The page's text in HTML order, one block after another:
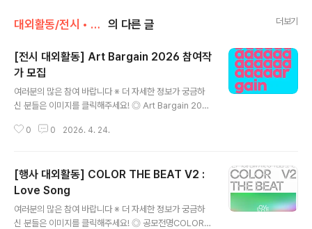
대외활동/전시 • 박람 • 행사 • 축제 의 다른 글 더보기
[전시 대외활동] Art Bargain 2026 참여작
가 모집
여러분의 많은 참여 바랍니다 ※ 더 자세한 정보가 궁금하
신 분들은 이미지를 클릭해주세요! ◎ Art Bargain 202
장- 소장 문턱 완화 : 10만 원~500만 원대 가격 설정으로
일상에서 미술품을 감상하고 합리적인 구매가 이루어지는
아트페어 ◎ 전시장소서울 송파구 중대로 80, 2층 엠아트
센터(롯데마트 송파점) ◎ 전시기간1부 - 2026.6.17.(수)
–6.21(일), (5일간) / 2부 – 2026.6.23.(화)–6.27(토),
0 0 2026. 4. 24.
[행사 대외활동] COLOR THE BEAT V2 :
Love Song
여러분의 많은 참여 바랍니다 ※ 더 자세한 정보가 궁금하
신 분들은 이미지를 클릭해주세요! ◎ 공모전명COLOR